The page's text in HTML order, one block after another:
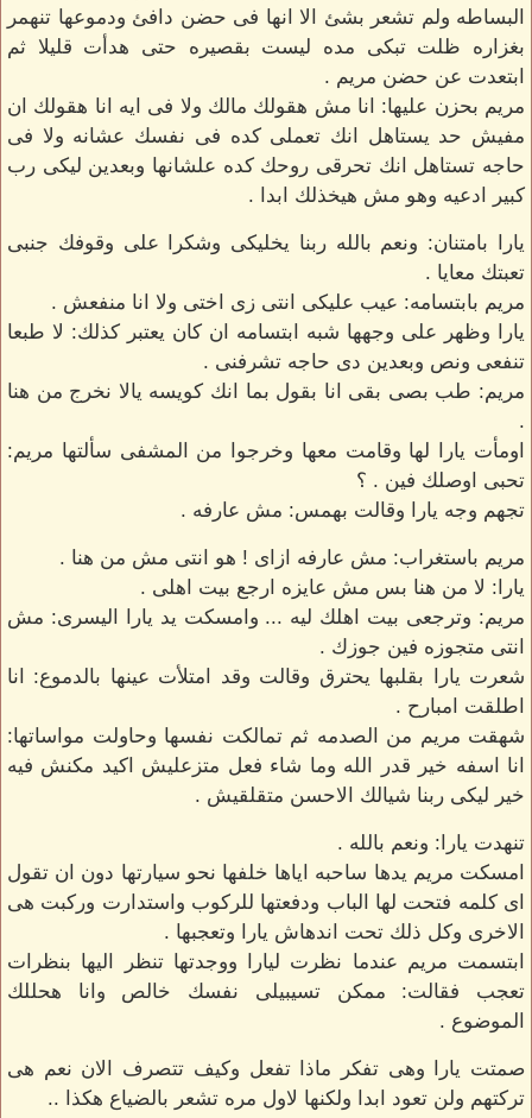
البساطه ولم تشعر بشئ الا انها فى حضن دافئ ودموعها تنهمر
بغزاره ظلت تبكى مده ليست بقصيره حتى هدأت قليلا ثم
ابتعدت عن حضن مريم .
مريم بحزن عليها: انا مش هقولك مالك ولا فى ايه انا هقولك ان
مفيش حد يستاهل انك تعملى كده فى نفسك عشانه ولا فى
حاجه تستاهل انك تحرقى روحك كده علشانها وبعدين ليكى رب
كبير ادعيه وهو مش هيخذلك ابدا .
يارا بامتنان: ونعم بالله ربنا يخليكى وشكرا على وقوفك جنبى
تعبتك معايا .
مريم بابتسامه: عيب عليكى انتى زى اختى ولا انا منفعش .
يارا وظهر على وجهها شبه ابتسامه ان كان يعتبر كذلك: لا طبعا
تنفعى ونص وبعدين دى حاجه تشرفنى .
مريم: طب بصى بقى انا بقول بما انك كويسه يالا نخرج من هنا
.
اومأت يارا لها وقامت معها وخرجوا من المشفى سألتها مريم:
تحبى اوصلك فين . ؟
تجهم وجه يارا وقالت بهمس: مش عارفه .
مريم باستغراب: مش عارفه ازاى ! هو انتى مش من هنا .
يارا: لا من هنا بس مش عايزه ارجع بيت اهلى .
مريم: وترجعى بيت اهلك ليه ... وامسكت يد يارا اليسرى: مش
انتى متجوزه فين جوزك .
شعرت يارا بقلبها يحترق وقالت وقد امتلأت عينها بالدموع: انا
اطلقت امبارح .
شهقت مريم من الصدمه ثم تمالكت نفسها وحاولت مواساتها:
انا اسفه خير قدر الله وما شاء فعل متزعليش اكيد مكنش فيه
خير ليكى ربنا شيالك الاحسن متقلقيش .
تنهدت يارا: ونعم بالله .
امسكت مريم يدها ساحبه اياها خلفها نحو سيارتها دون ان تقول
اى كلمه فتحت لها الباب ودفعتها للركوب واستدارت وركبت هى
الاخرى وكل ذلك تحت اندهاش يارا وتعجبها .
ابتسمت مريم عندما نظرت ليارا ووجدتها تنظر اليها بنظرات
تعجب فقالت: ممكن تسيبيلى نفسك خالص وانا هحللك
الموضوع .
صمتت يارا وهى تفكر ماذا تفعل وكيف تتصرف الان نعم هى
تركتهم ولن تعود ابدا ولكنها لاول مره تشعر بالضياع هكذا ..